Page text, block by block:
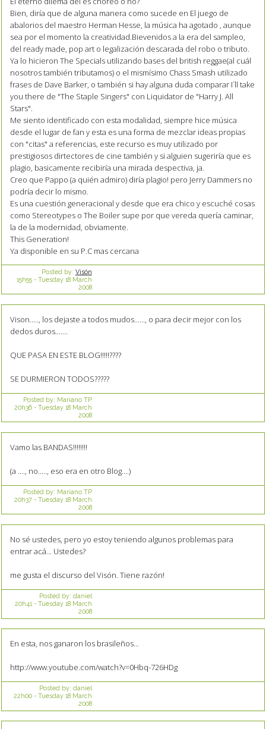
Bien, diría que de alguna manera como sucede en El juego de
abalorios del maestro Herman Hesse, la música ha agotado , aunque
sea por el momento la creatividad.Bievenidos a la era del sampleo,
del ready made, pop art o legalización descarada del robo o tributo.
Ya lo hicieron The Specials utilizando bases del british reggae(al cuál
nosotros también tributamos) o el mismísimo Chass Smash utilizado
frases de Dave Barker, o también si hay alguna duda comparar I´ll take
you there de "The Staple Singers" con Liquidator de "Harry J. All
Stars".
Me siento identificado con esta modalidad, siempre hice música
desde el lugar de fan y esta es una forma de mezclar ideas propias
con "citas" a referencias, este recurso es muy utilizado por
prestigiosos dirtectores de cine también y si alguien sugeriría que es
plagio, basicamente recibiría una mirada despectiva, ja.
Creo que Pappo (a quién admiro) diría plagio! pero Jerry Dammers no
podría decir lo mismo.
Es una cuestión generacional y desde que era chico y escuché cosas
como Stereotypes o The Boiler supe por que vereda quería caminar,
la de la modernidad, obviamente.
This Generation!
Ya disponible en su P.C mas cercana
Posted by: Visón
15h55- Tuesday 18 March
2008
Vison....., los dejaste a todos mudos......, o para decir mejor con los
dedos duros.......
QUE PASA EN ESTE BLOG!!!!!????
SE DURMIERON TODOS?????
Posted by: Mariano TP
20h36- Tuesday 18 March
2008
Vamo las BANDAS!!!!!!!!
(a ...., no....., eso era en otro Blog....)
Posted by: Mariano TP
20h37- Tuesday 18 March
2008
No sé ustedes, pero yo estoy teniendo algunos problemas para
entrar acá... Ustedes?
me gusta el discurso del Visón. Tiene razón!
Posted by: daniel
20h41- Tuesday 18 March
2008
En esta, nos ganaron los brasileños...
http://www.youtube.com/watch?v=0Hbq-726HDg
Posted by: daniel
22h00- Tuesday 18 March
2008